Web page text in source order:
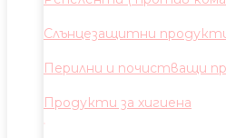
Слънцезащитни
Перилни и почистващи
Продукти за хигиена